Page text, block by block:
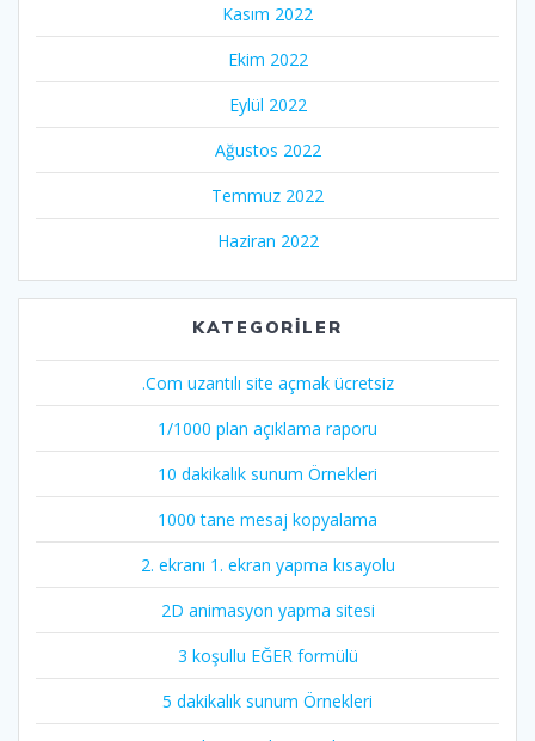
Kasım 2022
Ekim 2022
Eylül 2022
Ağustos 2022
Temmuz 2022
Haziran 2022
KATEGORILER
.Com uzantılı site açmak ücretsiz
1/1000 plan açıklama raporu
10 dakikalık sunum Örnekleri
1000 tane mesaj kopyalama
2. ekranı 1. ekran yapma kısayolu
2D animasyon yapma sitesi
3 koşullu EĞER formülü
5 dakikalık sunum Örnekleri